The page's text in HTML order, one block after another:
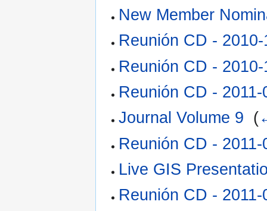
New Member
Reunión CD - 2010-
Reunión CD -
Reunión CD - 2011-
Journal Volume 9 (
Reunión CD - 2011-
Live GIS
Reunión CD - 2011-